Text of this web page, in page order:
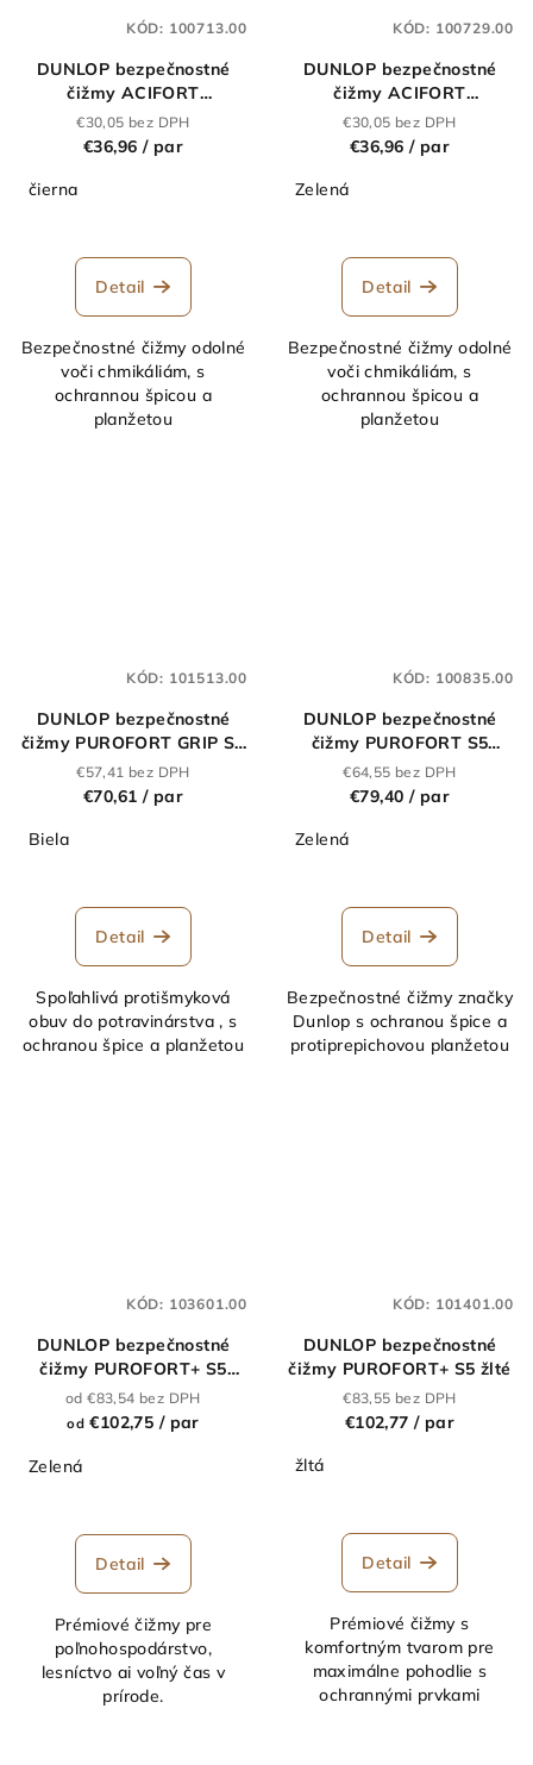
DUNLOP bezpečnostné
čižmy ACIFORT
JOBGUARD S5 čierne
€30,05 bez DPH
€36,96 / par
čierna
Detail
Bezpečnostné čižmy odolné
voči chmikáliám, s
ochrannou špicou a
planžetou
KÓD: 100713.00
DUNLOP bezpečnostné
čižmy ACIFORT
JOBGUARD S5 zelené
€30,05 bez DPH
€36,96 / par
Zelená
Detail
Bezpečnostné čižmy odolné
voči chmikáliám, s
ochrannou špicou a
planžetou
KÓD: 100729.00
DUNLOP bezpečnostné
čižmy PUROFORT GRIP S4
biele
€57,41 bez DPH
€70,61 / par
Biela
Detail
Spoľahlivá protišmyková
obuv do potravinárstva , s
ochranou špice a planžetou
KÓD: 101513.00
DUNLOP bezpečnostné
čižmy PUROFORT S5
TERRAPRO zelené
€64,55 bez DPH
€79,40 / par
Zelená
Detail
Bezpečnostné čižmy značky
Dunlop s ochranou špice a
protiprepichovou planžetou
KÓD: 100835.00
DUNLOP bezpečnostné
čižmy PUROFORT+ S5
zelené
od €83,54 bez DPH
od €102,75 / par
Zelená
Detail
Prémiové čižmy pre
poľnohospodárstvo,
lesníctvo ai voľný čas v
prírode.
KÓD: 103601.00
DUNLOP bezpečnostné
čižmy PUROFORT+ S5 žlté
€83,55 bez DPH
€102,77/ par
žltá
Detail
Prémiové čižmy s
komfortným tvarom pre
maximálne pohodlie s
ochrannými prvkami
KÓD: 101401.00